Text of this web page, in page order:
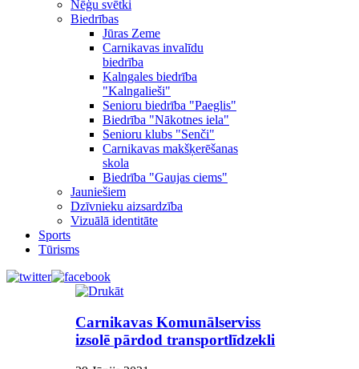
Nēģu svētki
Biedrības
Jūras Zeme
Carnikavas invalīdu
biedrība
Kalngales biedrība
"Kalngalieši"
Senioru biedrība "Paeglis"
Biedrība "Nākotnes iela"
Senioru klubs "Senči"
Carnikavas makšķerēšanas
skola
Biedrība "Gaujas ciems"
Jauniešiem
Dzīvnieku aizsardzība
Vizuālā identitāte
Sports
Tūrisms
Carnikavas Komunālserviss
izsolē pārdod transportlīdzekli